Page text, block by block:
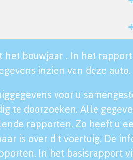
het bouwjaar . In het
inzien van deze auto.
voor u
te doorzoeken. Alle
rapporten. Zo heeft u
is over dit voertuig. De
In het basisrapport